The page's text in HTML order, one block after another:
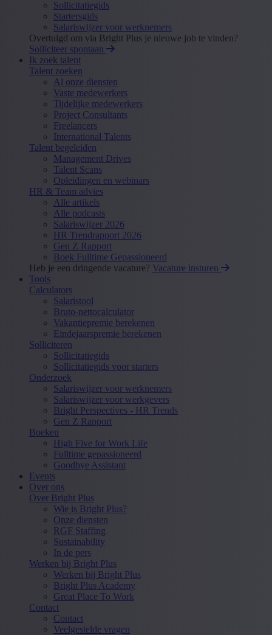
Sollicitatiegids
Startersgids
Salariswijzer voor werknemers
Overtuigd om via Bright Plus je nieuwe job te vinden?
Solliciteer spontaan
Ik zoek talent
Talent zoeken
Al onze diensten
Vaste medewerkers
Tijdelijke medewerkers
Project Consultants
Freelancers
International Talents
Talent begeleiden
Management Drives
Talent Scans
Opleidingen en webinars
HR & Team advies
Alle artikels
Alle podcasts
Salariswijzer 2026
HR Trendrapport 2026
Gen Z Rapport
Boek Fulltime Gepassioneerd
Heb je een dringende vacature? Vacature insturen
Tools
Calculators
Salaristool
Bruto-nettocalculator
Vakantiepremie berekenen
Eindejaarspremie berekenen
Solliciteren
Sollicitatiegids
Sollicitatiegids voor starters
Onderzoek
Salariswijzer voor werknemers
Salariswijzer voor werkgevers
Bright Perspectives - HR Trends
Gen Z Rapport
Boeken
High Five for Work Life
Fulltime gepassioneerd
Goodbye Assistant
Events
Over ons
Over Bright Plus
Wie is Bright Plus?
Onze diensten
RGF Staffing
Sustainability
In de pers
Werken bij Bright Plus
Werken bij Bright Plus
Bright Plus Academy
Great Place To Work
Contact
Contact
Veelgestelde vragen